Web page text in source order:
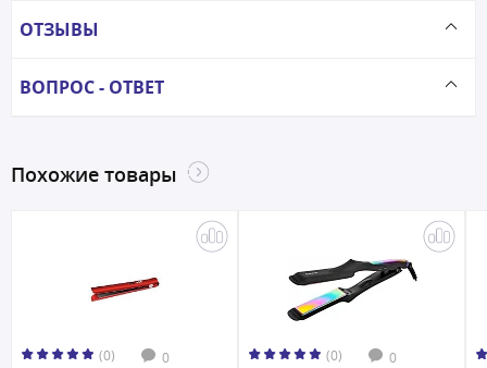
ОТЗЫВЫ
ВОПРОС - ОТВЕТ
Похожие товары
(0) 0 (0) 0